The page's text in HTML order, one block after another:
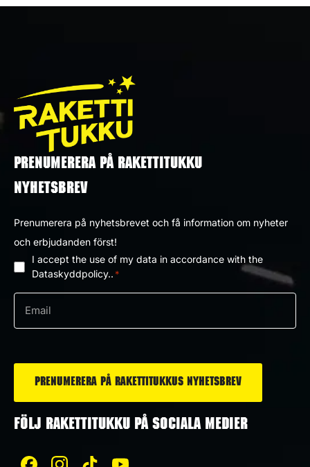
PRENUMERERA PÅ RAKETTITUKKU
NYHETSBREV
Prenumerera på nyhetsbrevet och få information om nyheter
och erbjudanden först!
Dataskyddpolicy
*
I accept the use of my data in accordance with the
Dataskyddpolicy.. *
post
FÖLJ RAKETTITUKKU PÅ SOCIALA MEDIER